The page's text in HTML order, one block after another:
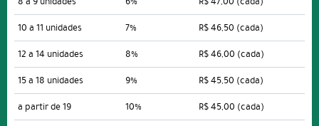
10 a 11 unidades
7% R$ 46,50 (cada)
12 a 14 unidades
8% R$ 46,00 (cada)
15 a 18 unidades
9% R$ 45,50 (cada)
a partir de 19
10% R$ 45,00 (cada)